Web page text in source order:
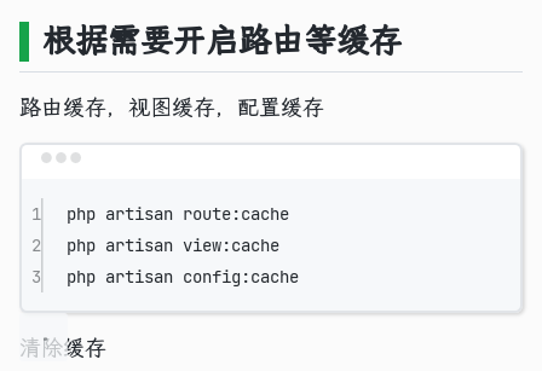
根据需要开启路由等缓存
路由缓存，视图缓存，配置缓存
1 php artisan route:cache
2
php artisan view:cache
3
php artisan config:cache
清除缓存